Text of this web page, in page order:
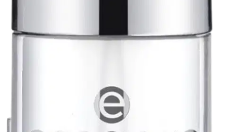
Summer Punch Loppu varastosta